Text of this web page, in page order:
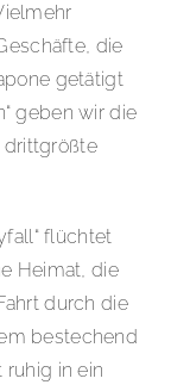
die
getätigt
geben wir die
drittgrößte
flüchtet
Heimat, die
durch die
bestechend
in ein